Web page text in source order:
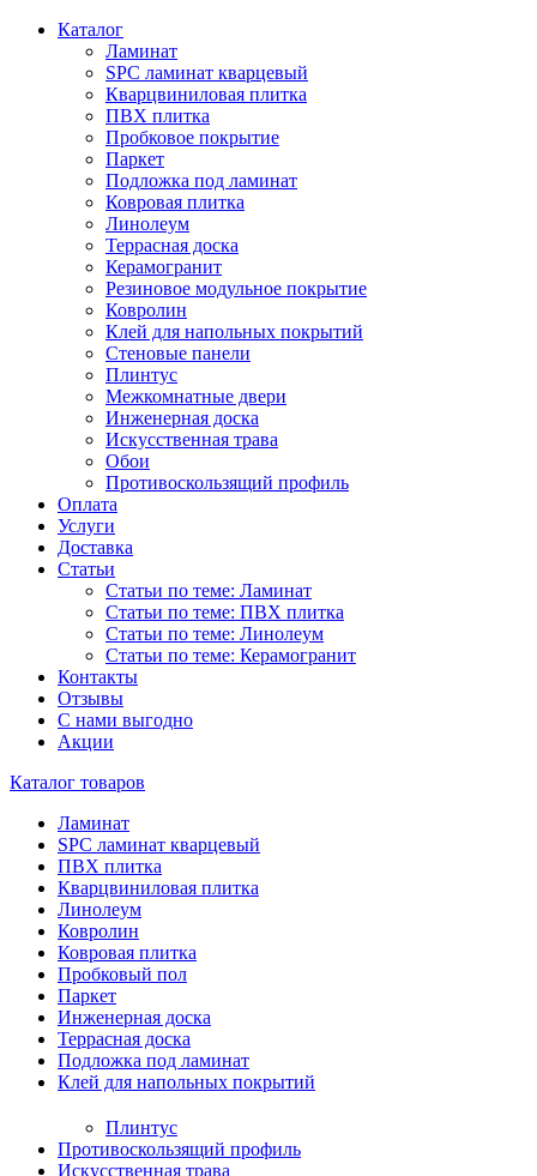
Каталог
Ламинат
SPC ламинат кварцевый
Кварцвиниловая плитка
ПВХ плитка
Пробковое покрытие
Паркет
Подложка под ламинат
Ковровая плитка
Линолеум
Террасная доска
Керамогранит
Резиновое модульное покрытие
Ковролин
Клей для напольных покрытий
Стеновые панели
Плинтус
Межкомнатные двери
Инженерная доска
Искусственная трава
Обои
Противоскользящий профиль
Оплата
Услуги
Доставка
Статьи
Статьи по теме: Ламинат
Статьи по теме: ПВХ плитка
Статьи по теме: Линолеум
Статьи по теме: Керамогранит
Контакты
Отзывы
С нами выгодно
Акции
Каталог товаров
Ламинат
SPC ламинат кварцевый
ПВХ плитка
Кварцвиниловая плитка
Линолеум
Ковролин
Ковровая плитка
Пробковый пол
Паркет
Инженерная доска
Террасная доска
Подложка под ламинат
Клей для напольных покрытий
Плинтус
Противоскользящий профиль
Искусственная трава